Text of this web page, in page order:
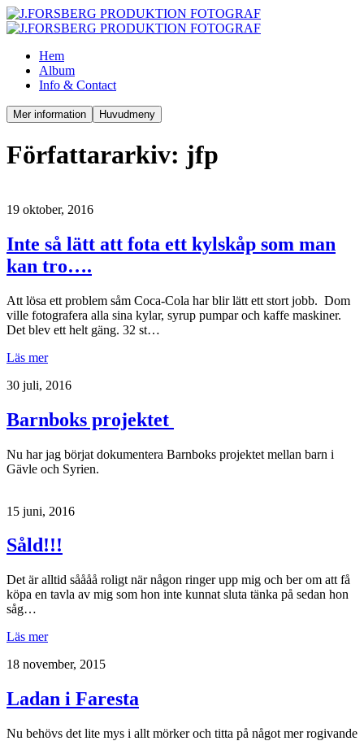
Hem
Album
Info & Contact
Mer information Huvudmeny
Författararkiv: jfp
19 oktober, 2016
Inte så lätt att fota ett kylskåp som man
kan tro….
Att lösa ett problem såm Coca-Cola har blir lätt ett stort jobb. Dom
ville fotografera alla sina kylar, syrup pumpar och kaffe maskiner.
Det blev ett helt gäng. 32 st…
Läs mer
30 juli, 2016
Barnboks projektet
Nu har jag börjat dokumentera Barnboks projektet mellan barn i
Gävle och Syrien.
15 juni, 2016
Såld!!!
Det är alltid såååå roligt när någon ringer upp mig och ber om att få
köpa en tavla av mig som hon inte kunnat sluta tänka på sedan hon
såg…
Läs mer
18 november, 2015
Ladan i Faresta
Nu behövs det lite mys i allt mörker och titta på något mer rogivande